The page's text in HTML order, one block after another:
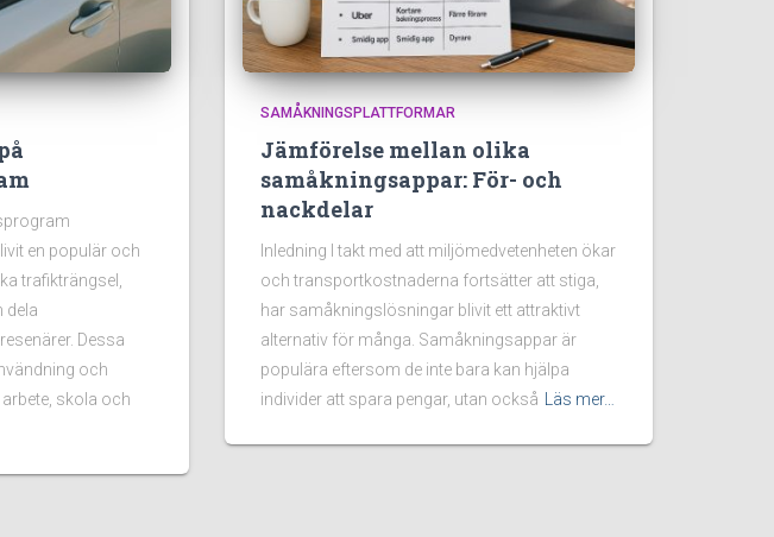
en populär och
trafikträngsel,
dela
Dessa
och
skola och
SAMÅKNINGSPLATTFORMAR
Jämförelse mellan olika
samåkningsappar: För- och
nackdelar
Inledning I takt med att miljömedvetenheten ökar
och transportkostnaderna fortsätter att stiga,
har samåkningslösningar blivit ett attraktivt
alternativ för många. Samåkningsappar är
populära eftersom de inte bara kan hjälpa
individer att spara pengar, utan också
Läs mer…